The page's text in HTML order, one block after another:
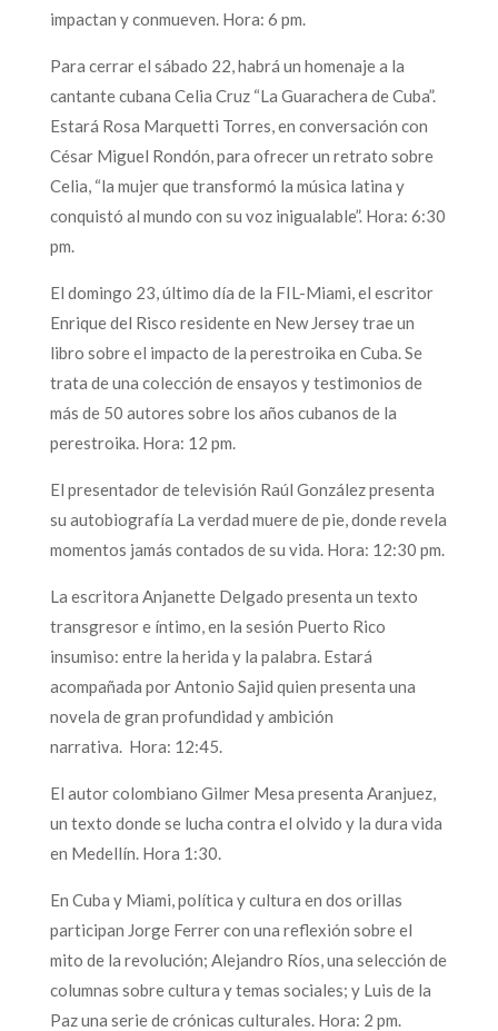
impactan y conmueven. Hora: 6 pm.
Para cerrar el sábado 22, habrá un homenaje a la
cantante cubana Celia Cruz “La Guarachera de Cuba”.
Estará Rosa Marquetti Torres, en conversación con
César Miguel Rondón, para ofrecer un retrato sobre
Celia, “la mujer que transformó la música latina y
conquistó al mundo con su voz inigualable”. Hora: 6:30
pm.
El domingo 23, último día de la FIL-Miami, el escritor
Enrique del Risco residente en New Jersey trae un
libro sobre el impacto de la perestroika en Cuba. Se
trata de una colección de ensayos y testimonios de
más de 50 autores sobre los años cubanos de la
perestroika. Hora: 12 pm.
El presentador de televisión Raúl González presenta
su autobiografía La verdad muere de pie, donde revela
momentos jamás contados de su vida. Hora: 12:30 pm.
La escritora Anjanette Delgado presenta un texto
transgresor e íntimo, en la sesión Puerto Rico
insumiso: entre la herida y la palabra. Estará
acompañada por Antonio Sajid quien presenta una
novela de gran profundidad y ambición
narrativa. Hora: 12:45.
El autor colombiano Gilmer Mesa presenta Aranjuez,
un texto donde se lucha contra el olvido y la dura vida
en Medellín. Hora 1:30.
En Cuba y Miami, política y cultura en dos orillas
participan Jorge Ferrer con una reflexión sobre el
mito de la revolución; Alejandro Ríos, una selección de
columnas sobre cultura y temas sociales; y Luis de la
Paz una serie de crónicas culturales. Hora: 2 pm.